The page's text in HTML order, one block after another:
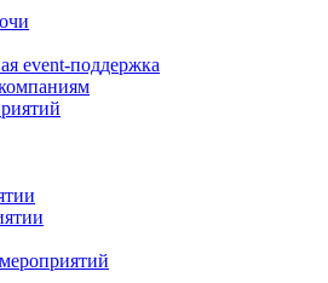
event-поддержка